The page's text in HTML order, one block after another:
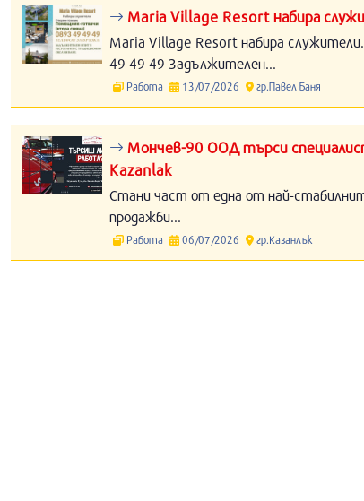
Maria Village Resort набира
Maria Village Resort набира
49 49 49 Задължителен...
Работа 13/07/2026 гр.Павел Баня
Мончев-90 ООД търси
Kazanlak
Стани част от една от най-
продажби...
Работа 06/07/2026 гр.Казанлък